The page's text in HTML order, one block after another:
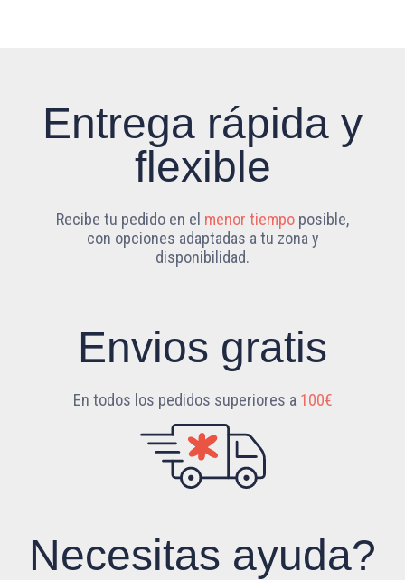
Entrega rápida y
flexible
Recibe tu pedido en el menor tiempo posible,
con opciones adaptadas a tu zona y
disponibilidad.
Envios gratis
En todos los pedidos superiores a 100€
Necesitas ayuda?